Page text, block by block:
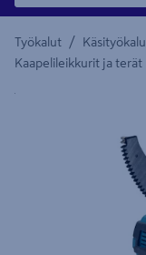
Työkalut /
Kaapelileikkurit ja terät
Yksityiskohtainen